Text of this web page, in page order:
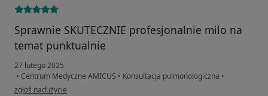
Sprawnie SKUTECZNIE profesjonalnie milo na
temat punktualnie
27 lutego 2025
• Centrum Medyczne AMICUS • Konsultacja pulmonologiczna •
w opinii użytkownika Grzegorz
zgłoś nadużycie